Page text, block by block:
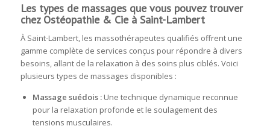
Les types de massages que vous pouvez trouver
chez Ostéopathie & Cie à Saint-Lambert
À Saint-Lambert, les massothérapeutes qualifiés offrent une
gamme complète de services conçus pour répondre à divers
besoins, allant de la relaxation à des soins plus ciblés. Voici
plusieurs types de massages disponibles :
Massage suédois:Une technique dynamique reconnue
pour la relaxation profonde et le soulagement des
tensions musculaires.